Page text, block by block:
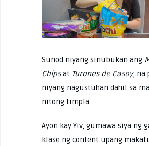
Sunod niyang sinubukan ang
Chipsat Turones de Casoy, na
niyang nagustuhan dahil sa
nitong timpla.
Ayon kay Yiv, gumawa siya ng
klase ng content upang